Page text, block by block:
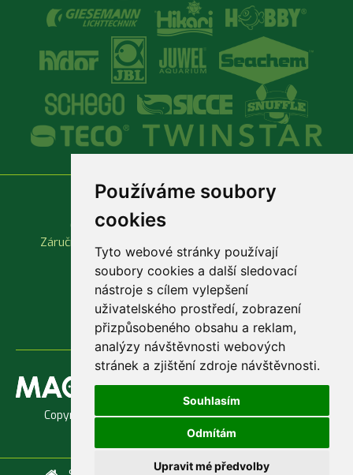
Používáme soubory
cookies
Tyto webové stránky používají
soubory cookies a další sledovací
nástroje s cílem vylepšení
uživatelského prostředí, zobrazení
přizpůsobeného obsahu a reklam,
analýzy návštěvnosti webových
stránek a zjištění zdroje návštěvnosti.
Souhlasím
Odmítám
Upravit mé předvolby
Vše o nákupu
Obchodní podmínky
Záruční a reklamační podmínky
Důležité odkazy
Rychlá objednávka
Copyright © 1998 - 2026 Jaroslav Macenauer, Ing. -
AKVARIUM